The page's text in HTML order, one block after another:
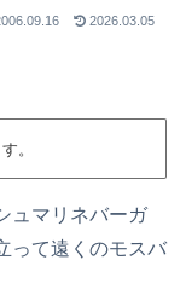
2026.03.05
。
ュマリネバーガ
って遠くのモスバ